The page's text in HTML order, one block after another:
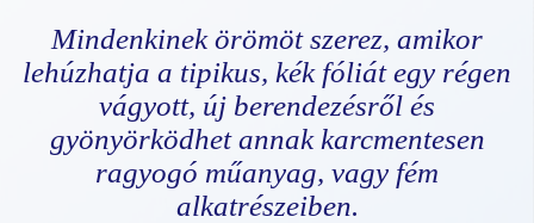
Mindenkinek örömöt szerez, amikor
lehúzhatja a tipikus, kék fóliát egy régen
vágyott, új berendezésről és
gyönyörködhet annak karcmentesen
ragyogó műanyag, vagy fém
alkatrészeiben.